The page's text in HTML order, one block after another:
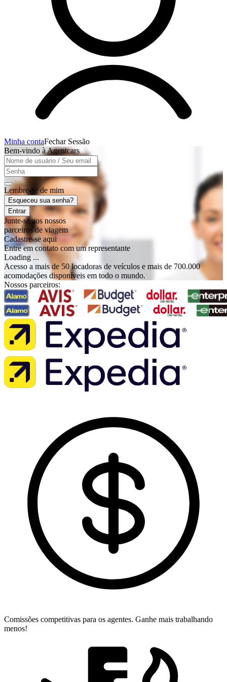
Minha contaFechar Sessão
Bem-vindo à Agentcars
Lembre-se de mim
Esqueceu sua senha?
Entrar
Junte-se aos nossos
parceiros de viagem
Cadastre-se aqui
Entre em contato com um representante
Loading ...
Acesso a mais de 50 locadoras de veículos e mais de 700.000
acomodações disponíveis em todo o mundo.
Nossos parceiros:
Comissões competitivas para os agentes. Ganhe mais trabalhando
menos!